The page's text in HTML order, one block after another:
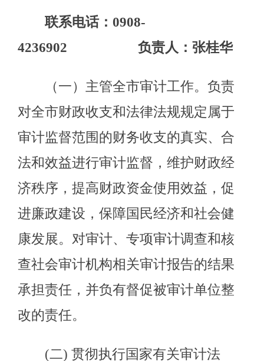
法和效益进行审计监督，维护财政经
济秩序，提高财政资金使用效益，促
康发展。对审计、专项审计调查和核
查社会审计机构相关审计报告的结果
承担责任，并负有督促被审计单位整
改的责任。
(二) 贯彻执行国家有关审计法
施审计工作发展规划、专业领域审计
工作规划和年度审计计划。参与起草
地方性财政经济及相关的地方性法规
和规章草案；对直接审计、调查和核
查的事项依法进行审计评价，做出审
计决定或提出审计建议。
(三) 向市人民政府和自治区审计
政收支情况的审计结果报告。受市人